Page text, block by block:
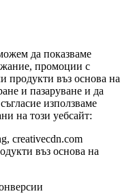
да показваме
промоции с
продукти въз основа на
и пазаруване и да
използваме
на този уебсайт:
creativecdn.com
въз основа на